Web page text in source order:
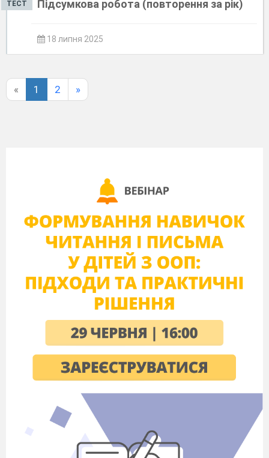
ТЕСТ Підсумкова робота (повторення за рік)
18 липня 2025
« 1 2 »